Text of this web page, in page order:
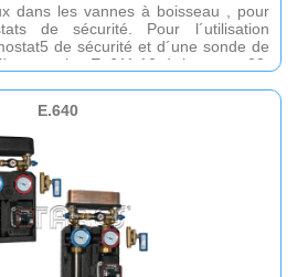
dans les vannes à boisseau , pour
de sécurité. Pour l´utilisation
de sécurité et d´une sonde de
E 611.10 à la page 23.
10 -raccords côté générateur 1´F.
: 1½´M
E.640